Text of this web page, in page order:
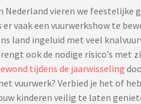
Nederland vieren we feestelijke
er vaak een vuurwerkshow te
land ingeluid met veel
ook de nodige risico’s met
tijdens de jaarwisseling
vuurwerk? Verbied je het of
kinderen veilig te laten